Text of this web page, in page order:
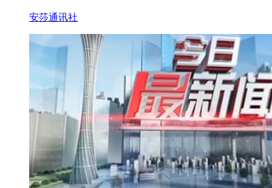
安莎通讯社